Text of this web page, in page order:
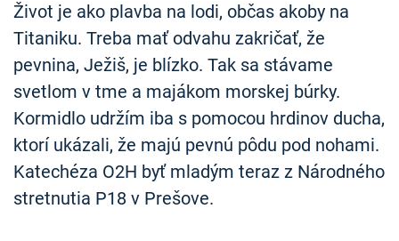
Život je ako plavba na lodi, občas akoby na
Titaniku. Treba mať odvahu zakričať, že
pevnina, Ježiš, je blízko. Tak sa stávame
svetlom v tme a majákom morskej búrky.
Kormidlo udržím iba s pomocou hrdinov ducha,
ktorí ukázali, že majú pevnú pôdu pod nohami.
Katechéza O2H byť mladým teraz z Národného
stretnutia P18 v Prešove.